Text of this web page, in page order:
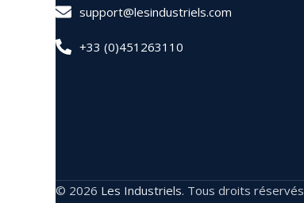
support@lesindustriels.com
+33 (0)451263110
© 2026 Les Industriels. Tous droits réservés